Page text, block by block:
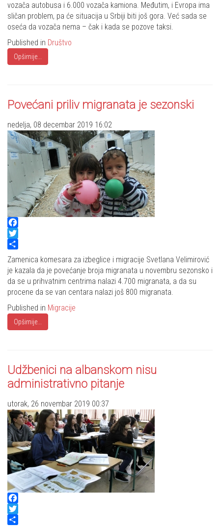
vozača autobusa i 6.000 vozača kamiona. Međutim, i Evropa ima
sličan problem, pa će situacija u Srbiji biti još gora. Već sada se
oseća da vozača nema – čak i kada se pozove taksi.
Published in Društvo
Opširnije...
Povećani priliv migranata je sezonski
nedelja, 08 decembar 2019 16:02
Facebook
Twitter
Share
Zamenica komesara za izbeglice i migracije Svetlana Velimirović
je kazala da je povećanje broja migranata u novembru sezonsko i
da se u prihvatnim centrima nalazi 4.700 migranata, a da su
procene da se van centara nalazi još 800 migranata.
Published in Migracije
Opširnije...
Udžbenici na albanskom nisu
administrativno pitanje
utorak, 26 novembar 2019 00:37
Facebook
Twitter